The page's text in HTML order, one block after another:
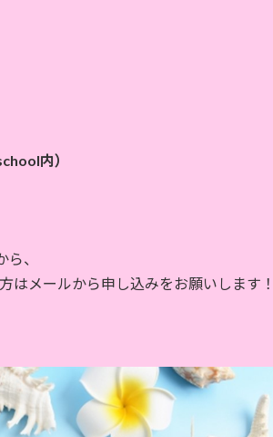
内）
、
はメールから申し込みをお願いします！